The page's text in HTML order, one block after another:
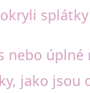
nebo
jako